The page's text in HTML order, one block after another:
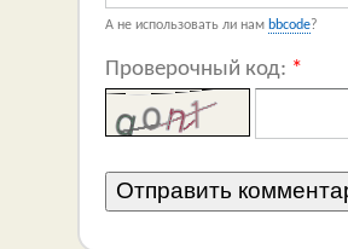
А не использовать ли нам bbcode?
Проверочный код: *